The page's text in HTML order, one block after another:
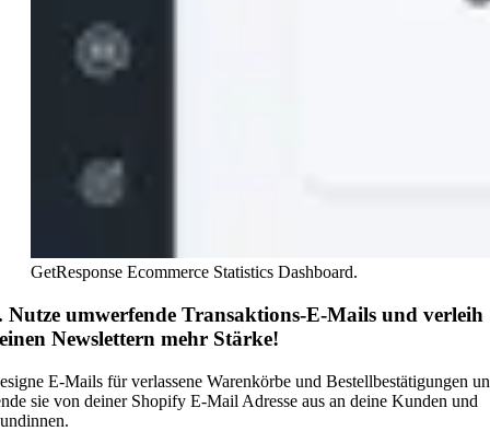
GetResponse Ecommerce Statistics Dashboard.
Nutze umwerfende Transaktions-E-Mails und verleih
Newslettern mehr Stärke!
E-Mails für verlassene Warenkörbe und Bestellbestätigungen
sie von deiner Shopify E-Mail Adresse aus an deine Kunden und